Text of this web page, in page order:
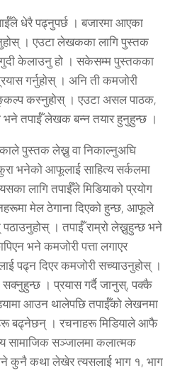
धेरै पढ्नुपर्छ । बजारमा आएका
। एउटा लेखकका लागि पुस्तक
केलाउनु हो । सकेसम्म पुस्तकका
गर्नुहोस् । अनि ती कमजोरी
कस्नुहोस् । एउटा असल पाठक,
भने तपाईँ लेखक बन्न तयार हुनुहुन्छ ।
पुस्तक लेख्नु वा निकाल्नुअघि
भनेको आफूलाई साहित्य सर्कलमा
लागि तपाईँले मिडियाको प्रयोग
मेल ठेगाना दिएको हुन्छ, आफूले
। तपाईँ राम्रो लेख्नुहुन्छ भने
भने कमजोरी पत्ता लगाएर
पढ्न दिएर कमजोरी सच्याउनुहोस् ।
। प्रयास गर्दै जानुस्, पक्कै
आउन थालेपछि तपाईँको लेखनमा
बढ्नेछन् । रचनाहरू मिडियाले आफै
सामाजिक सञ्जालमा कलात्मक
कुनै कथा लेखेर त्यसलाई भाग १, भाग